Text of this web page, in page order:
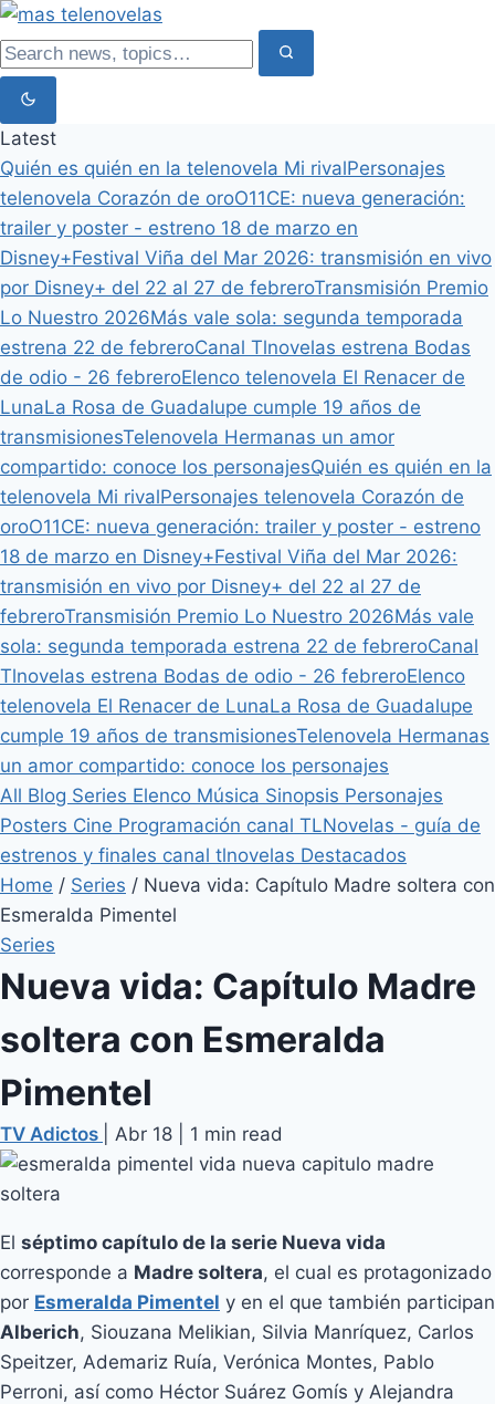
Latest
Quién es quién en la telenovela Mi rivalPersonajes
telenovela Corazón de oroO11CE: nueva generación:
trailer y poster - estreno 18 de marzo en
Disney+Festival Viña del Mar 2026: transmisión en vivo
por Disney+ del 22 al 27 de febreroTransmisión Premio
Lo Nuestro 2026Más vale sola: segunda temporada
estrena 22 de febreroCanal Tlnovelas estrena Bodas
de odio - 26 febreroElenco telenovela El Renacer de
LunaLa Rosa de Guadalupe cumple 19 años de
transmisionesTelenovela Hermanas un amor
compartido: conoce los personajesQuién es quién en la
telenovela Mi rivalPersonajes telenovela Corazón de
oroO11CE: nueva generación: trailer y poster - estreno
18 de marzo en Disney+Festival Viña del Mar 2026:
transmisión en vivo por Disney+ del 22 al 27 de
febreroTransmisión Premio Lo Nuestro 2026Más vale
sola: segunda temporada estrena 22 de febreroCanal
Tlnovelas estrena Bodas de odio - 26 febreroElenco
telenovela El Renacer de LunaLa Rosa de Guadalupe
cumple 19 años de transmisionesTelenovela Hermanas
un amor compartido: conoce los personajes
All Blog Series Elenco Música Sinopsis Personajes
Posters Cine Programación canal TLNovelas - guía de
estrenos y finales canal tlnovelas Destacados
Home / Series / Nueva vida: Capítulo Madre soltera con
Esmeralda Pimentel
Series
Nueva vida: Capítulo Madre
soltera con Esmeralda
Pimentel
TV Adictos Abr 18 1 min read
El séptimo capítulo de la serie Nueva vida
corresponde a Madre soltera, el cual es protagonizado
por Esmeralda Pimentel y en el que también participan
Alberich, Siouzana Melikian, Silvia Manríquez, Carlos
Speitzer, Ademariz Ruía, Verónica Montes, Pablo
Perroni, así como Héctor Suárez Gomís y Alejandra